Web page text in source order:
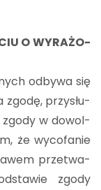
O WY­RA­ŻO­
od­by­wa się
zgodę, przy­słu­
zgody w do­wol­
że wy­co­fa­nie
prze­twa­
zgody